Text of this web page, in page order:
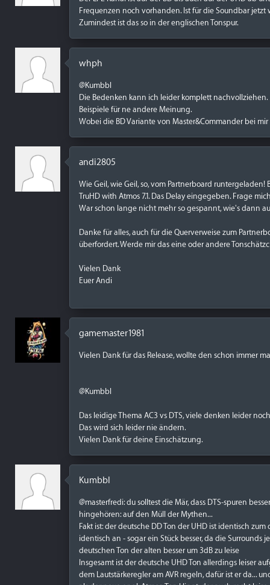
Frequenzen noch vorhanden. Ist für die Soundbar
Zumindest ist das so in der englischen Tonspur.
whph
@Kumbbl
Die Bedenken kann ich leider komplett
Beispiele für ne andere Meinung.
Wobei die BD Variante von Master&Commander bei
andi2805
Wie Geil, wie Geil, so, vom Partnerboard
TruHD with Atmos 7.1. Das Delay eingegeben. Frage
War schon lange nicht mehr so gespannt, wie's dann
Danke für alles, auch für die Querverweise zum
überfordert. Werde mir das eine oder andere
Vielen Dank
Euer Andi
gamemaster1981
Vielen Dank für das Release, wollte den schon immer
@Kumbbl
Das leidige Thema AC3 vs DTS, viele denken leider
Das wird sich leider nie ändern.
Vielen Dank für deine Einschätzung.
Kumbbl
@masterfredi: du solltest die Mär, dass DTS-spuren
hingehören: auf den Müll der Mythen...
Fakt ist: der deutsche DD Ton der UHD ist identisch
identisch an - sogar ein Stück besser, da die
deutschen Ton der alten besser um 3dB zu leise
Insgesamt ist der deutsche UHD Ton allerdings leiser
dem Lautstärkeregler am AVR regeln, dafür ist er da...